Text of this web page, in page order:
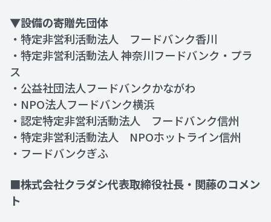
▼設備の寄贈先団体
・特定非営利活動法人 フードバンク香川
・特定非営利活動法人 神奈川フードバンク・プラ
ス
・公益社団法人フードバンクかながわ
・NPO法人フードバンク横浜
・認定特定非営利活動法人 フードバンク信州
・特定非営利活動法人 NPOホットライン信州
・フードバンクぎふ
■株式会社クラダシ代表取締役社長・関藤のコメン
ト